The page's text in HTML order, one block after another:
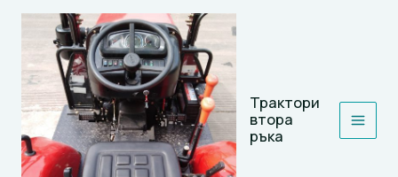
Skip
Трактори
втора
ръка